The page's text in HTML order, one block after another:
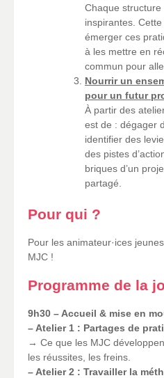
Chaque
inspirantes.
émerger ces
à les mettre en
commun pour
Nourrir un
pour un futur
À partir des
est de : dégager
identifier des
des pistes
briques d’un
partagé.
Pour qui ?
Pour les animateur·ices
MJC !
Programme de la
9h30 – Accueil & mise en
– Atelier 1 : Partages de
→ Ce que les MJC
les réussites, les freins.
– Atelier 2 : Travailler la